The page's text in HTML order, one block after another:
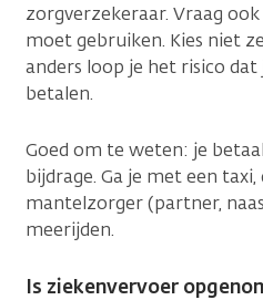
zorgverzekeraar. Vraag
moet gebruiken. Kies niet
anders loop je het risico
betalen.
Goed om te weten: je
bijdrage. Ga je met een taxi,
mantelzorger (partner,
meerijden.
Is ziekenvervoer